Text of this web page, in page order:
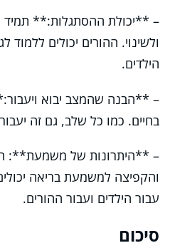
– **יכולת ההסתגלות:**
ולשינוי. ההורים יכולים
הילדים.
– **הבנה שהמצב יבוא
בחיים. כמו כל שלב, גם זה
– **היתרונות של משמעת**:
והקפיצה למשמעת בריאה
עבור הילדים ועבור ההורים.
סיכום